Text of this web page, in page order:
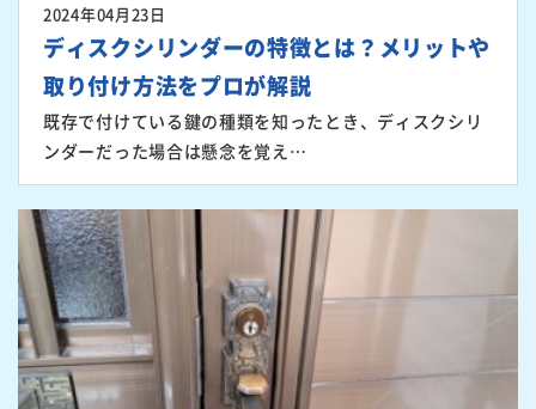
2024年04月23日
ディスクシリンダーの特徴とは？メリットや
取り付け方法をプロが解説
既存で付けている鍵の種類を知ったとき、ディスクシリ
ンダーだった場合は懸念を覚え…